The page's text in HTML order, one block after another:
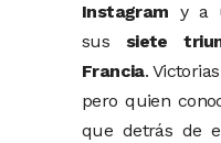
Instagram y a
sus siete
Francia.
pero quien
que detrás de